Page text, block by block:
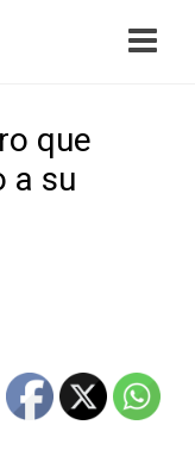
que
a su